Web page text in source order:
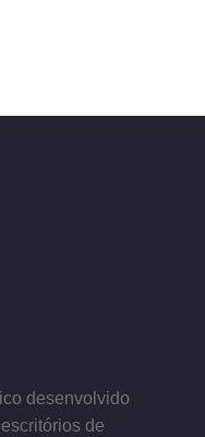
desenvolvido
de